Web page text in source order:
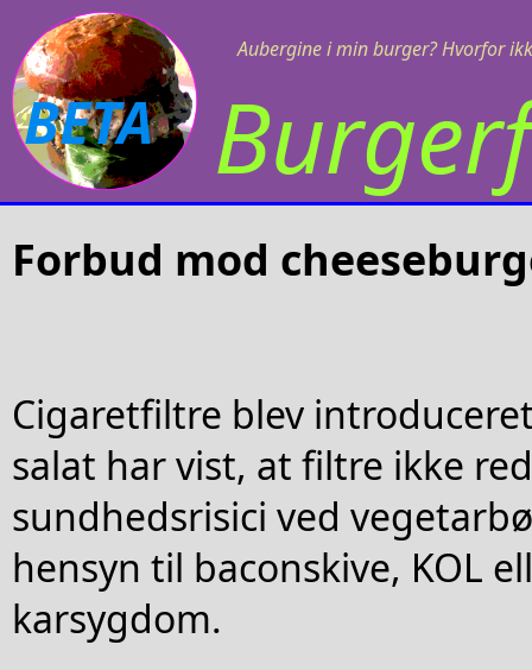
Aubergine i min burger? Hvorfor
BETA
Forbud mod
Cigaretfiltre blev
salat har vist, at filtre ikke
sundhedsrisici ved
hensyn til baconskive, KOL
karsygdom.